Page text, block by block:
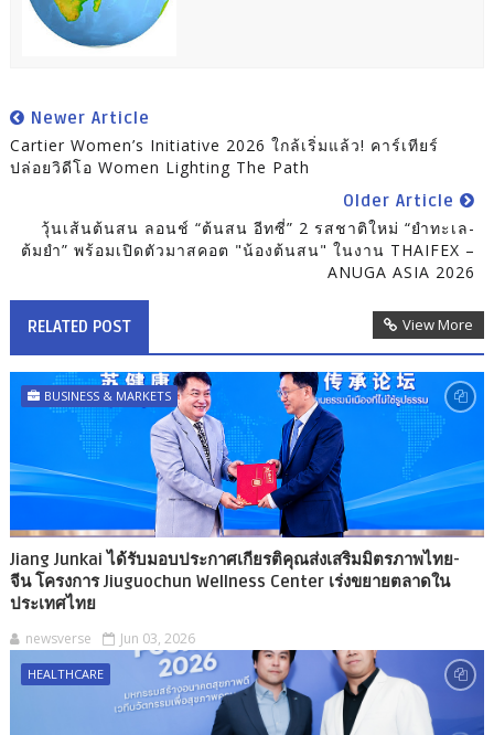
Newer Article
Cartier Women’s Initiative 2026 ใกล้เริ่มแล้ว! คาร์เทียร์
ปล่อยวิดีโอ Women Lighting The Path
Older Article
วุ้นเส้นต้นสน ลอนช์ “ต้นสน อีทซี่” 2 รสชาติใหม่ “ยำทะเล-
ต้มยำ” พร้อมเปิดตัวมาสคอต "น้องต้นสน" ในงาน THAIFEX –
ANUGA ASIA 2026
RELATED POST View More
BUSINESS & MARKETS
Jiang Junkai ได้รับมอบประกาศเกียรติคุณส่งเสริมมิตรภาพไทย-
จีน โครงการ Jiuguochun Wellness Center เร่งขยายตลาดใน
ประเทศไทย
newsverse Jun 03, 2026
HEALTHCARE